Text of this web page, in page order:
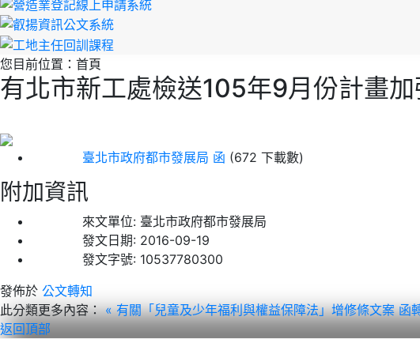
您目前位置： 首頁
有北市新工處檢送105年9月份計畫
臺北市政府都市發展局 函 (672 下載數)
附加資訊
來文單位: 臺北市政府都市發展局
發文日期: 2016-09-19
發文字號: 10537780300
發佈於 公文轉知
此分類更多內容： « 有關「兒童及少年福利與權益保障法」增修條文案函
返回頂部